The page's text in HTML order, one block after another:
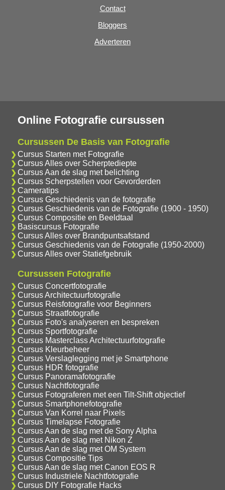
Contact
Bloggers
Adverteren
Online Fotografie cursussen
Cursussen De Basis van Fotografie
Cursus Starten met Fotografie
Cursus Alles over Scherptediepte
Cursus Aan de slag met belichting
Cursus Scherpstellen voor Gevorderden
Cameratips
Cursus Geschiedenis van de fotografie
Cursus Geschiedenis van de Fotografie (1900 - 1950)
Cursus Compositie en Beeldtaal
Basiscursus Fotografie
Cursus Alles over Brandpuntsafstand
Cursus Geschiedenis van de Fotografie (1950-2000)
Cursus Alles over Statiefgebruik
Cursussen Fotografie
Cursus Concertfotografie
Cursus Architectuurfotografie
Cursus Reisfotografie voor Beginners
Cursus Straatfotografie
Cursus Foto's analyseren en bespreken
Cursus Sportfotografie
Cursus Masterclass Architectuurfotografie
Cursus Kleurbeheer
Cursus Verslaglegging met je Smartphone
Cursus HDR fotografie
Cursus Panoramafotografie
Cursus Nachtfotografie
Cursus Fotograferen met een Tilt-Shift objectief
Cursus Smartphonefotografie
Cursus Van Korrel naar Pixels
Cursus Timelapse Fotografie
Cursus Aan de slag met de Sony Alpha
Cursus Aan de slag met Nikon Z
Cursus Aan de slag met OM System
Cursus Compositie Tips
Cursus Aan de slag met Canon EOS R
Cursus Industriele Nachtfotografie
Cursus DIY Fotografie Hacks